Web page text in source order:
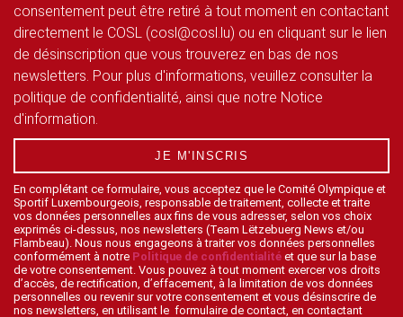
consentement peut être retiré à tout moment en contactant
directement le COSL (cosl@cosl.lu) ou en cliquant sur le lien
de désinscription que vous trouverez en bas de nos
newsletters. Pour plus d'informations, veuillez consulter la
politique de confidentialité, ainsi que notre Notice
d'information.
JE M'INSCRIS
En complétant ce formulaire, vous acceptez que le Comité Olympique et
Sportif Luxembourgeois, responsable de traitement, collecte et traite
vos données personnelles aux fins de vous adresser, selon vos choix
exprimés ci-dessus, nos newsletters (Team Lëtzebuerg News et/ou
Flambeau). Nous nous engageons à traiter vos données personnelles
conformément à notre Politique de confidentialité et que sur la base
de votre consentement. Vous pouvez à tout moment exercer vos droits
d’accès, de rectification, d’effacement, à la limitation de vos données
personnelles ou revenir sur votre consentement et vous désinscrire de
nos newsletters, en utilisant le formulaire de contact, en contactant